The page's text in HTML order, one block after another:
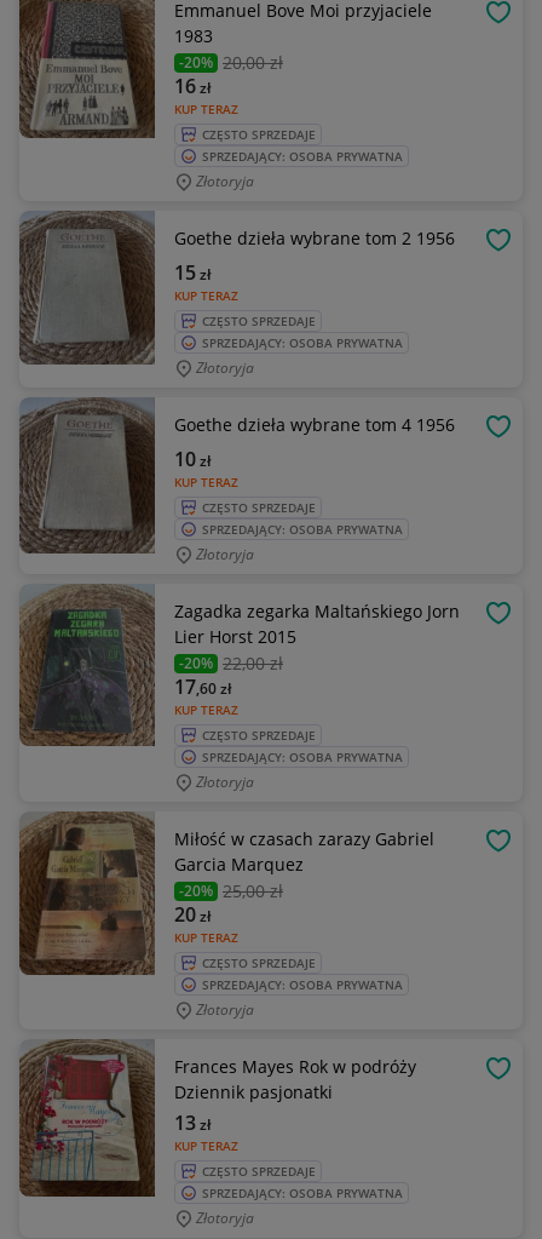
Emmanuel Bove Moi przyjaciele
1983
-20% 20,00 zł
KUP TERAZ
16zł
CZĘSTO SPRZEDAJE
SPRZEDAJĄCY: OSOBA PRYWATNA
Złotoryja
Goethe dzieła wybrane tom 2 1956
KUP TERAZ
15zł
CZĘSTO SPRZEDAJE
SPRZEDAJĄCY: OSOBA PRYWATNA
Złotoryja
Goethe dzieła wybrane tom 4 1956
KUP TERAZ
10zł
CZĘSTO SPRZEDAJE
SPRZEDAJĄCY: OSOBA PRYWATNA
Złotoryja
Zagadka zegarka Maltańskiego Jorn
Lier Horst 2015
-20% 22,00 zł
KUP TERAZ
17,60zł
CZĘSTO SPRZEDAJE
SPRZEDAJĄCY: OSOBA PRYWATNA
Złotoryja
Miłość w czasach zarazy Gabriel
Garcia Marquez
-20% 25,00 zł
KUP TERAZ
20zł
CZĘSTO SPRZEDAJE
SPRZEDAJĄCY: OSOBA PRYWATNA
Złotoryja
Frances Mayes Rok w podróży
Dziennik pasjonatki
KUP TERAZ
13zł
CZĘSTO SPRZEDAJE
SPRZEDAJĄCY: OSOBA PRYWATNA
Złotoryja